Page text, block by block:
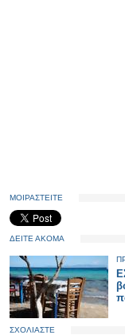
ΜΟΙΡΑΣΤΕΙΤΕ
ΔΕΙΤΕ ΑΚΟΜΑ
ΣΧΟΛΙΑΣΤΕ